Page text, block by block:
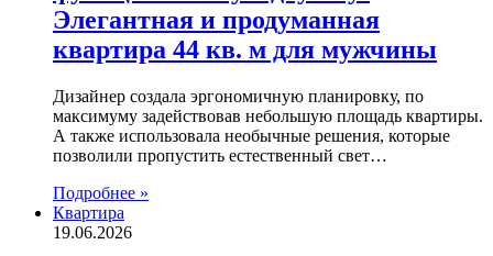
Элегантная и продуманная
квартира 44 кв. м для мужчины
Дизайнер создала эргономичную планировку, по
максимуму задействовав небольшую площадь квартиры.
А также использовала необычные решения, которые
позволили пропустить естественный свет…
Подробнее »
Квартира
19.06.2026